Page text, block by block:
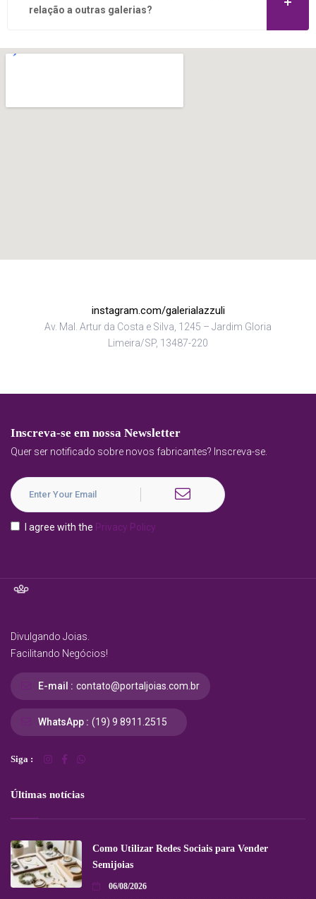
relação a outras galerias?
instagram.com/galerialazzuli
Av. Mal. Artur da Costa e Silva, 1245 – Jardim Gloria
Limeira/SP, 13487-220
Inscreva-se em nossa Newsletter
Quer ser notificado sobre novos fabricantes? Inscreva-se.
I agree with the Privacy Policy
Divulgando Joias.
Facilitando Negócios!
E-mail : contato@portaljoias.com.br
WhatsApp : (19) 9 8911.2515
Siga :
Últimas notícias
Como Utilizar Redes Sociais para Vender
Semijoias
06/08/2026